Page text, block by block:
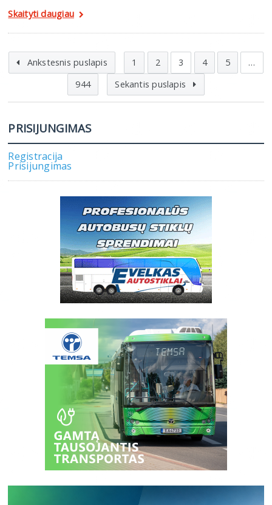
Skaityti daugiau
Ankstesnis puslapis 1 2 3 4 5
…
944
Sekantis puslapis
PRISIJUNGIMAS
Registracija
Prisijungimas